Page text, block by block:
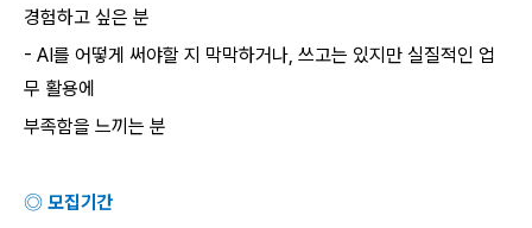
경험하고 싶은 분
- AI를 어떻게 써야할 지 막막하거나, 쓰고는 있지만 실질적인 업
무 활용에
부족함을 느끼는 분
◎ 모집기간